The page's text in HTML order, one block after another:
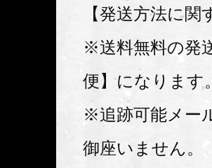
【発送方法に
※送料無料の発
便】になります。
※追跡可能メー
御座いません。